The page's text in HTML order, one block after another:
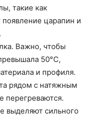
такие как
царапин и
Важно, чтобы
50°C,
и профиля.
рядом с натяжным
перегреваются.
выделяют сильного